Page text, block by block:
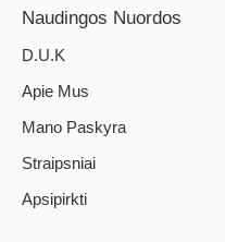
Naudingos Nuordos
D.U.K
Apie Mus
Mano Paskyra
Straipsniai
Apsipirkti